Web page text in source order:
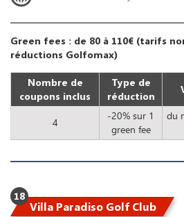
Green fees : de 80 à 110€ (tarifs
réductions Golfomax)
Nombre de
coupons inclus
Type de
réduction
4
-20% sur 1
green fee
du
18
Villa Paradiso Golf Club